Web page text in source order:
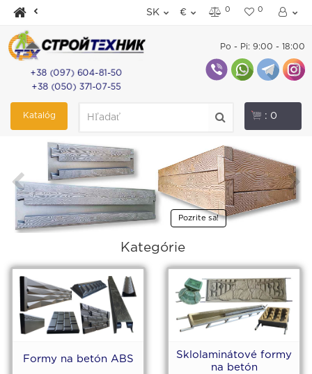
SK € 0 0
+38 (097) 604-81-50
+38 (050) 371-07-55
Po - Pi: 9:00 - 18:00
Katalóg : 0
Pozrite sa!
Kategórie
Formy na betón ABS
Sklolaminátové formy
na betón